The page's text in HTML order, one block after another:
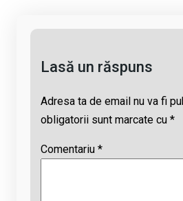
Lasă un răspuns
Adresa ta de email nu va fi
obligatorii sunt marcate cu *
Comentariu *